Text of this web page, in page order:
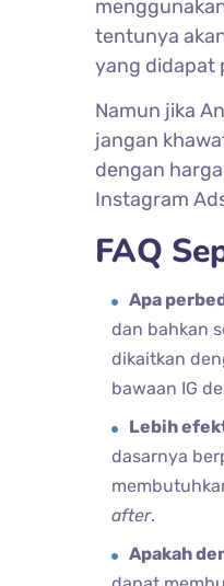
tentunya
yang didapat
Namun jika
jangan
dengan
Instagram
FAQ
Apa
dan bahkan
dikaitkan
bawaan IG
Lebih
dasarnya
after.
Apakah